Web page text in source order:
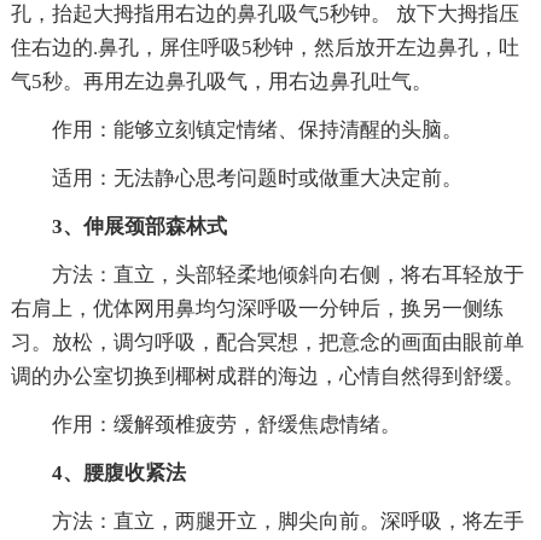
孔，抬起大拇指用右边的鼻孔吸气5秒钟。 放下大拇指压
住右边的.鼻孔，屏住呼吸5秒钟，然后放开左边鼻孔，吐
气5秒。再用左边鼻孔吸气，用右边鼻孔吐气。
作用：能够立刻镇定情绪、保持清醒的头脑。
适用：无法静心思考问题时或做重大决定前。
3、伸展颈部森林式
方法：直立，头部轻柔地倾斜向右侧，将右耳轻放于
右肩上，优体网用鼻均匀深呼吸一分钟后，换另一侧练
习。放松，调匀呼吸，配合冥想，把意念的画面由眼前单
调的办公室切换到椰树成群的海边，心情自然得到舒缓。
作用：缓解颈椎疲劳，舒缓焦虑情绪。
4、腰腹收紧法
方法：直立，两腿开立，脚尖向前。深呼吸，将左手